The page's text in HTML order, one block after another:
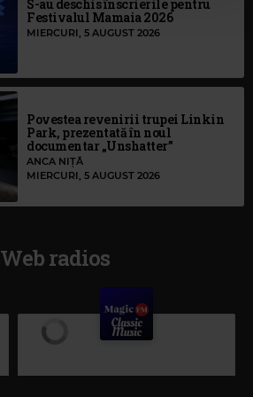
S-au deschis înscrierile pentru
Festivalul Mamaia 2026
MIERCURI, 5 AUGUST 2026
Povestea revenirii trupei Linkin
Park, prezentată în noul
documentar „Unshatter”
ANCA NIȚĂ
MIERCURI, 5 AUGUST 2026
Web radios